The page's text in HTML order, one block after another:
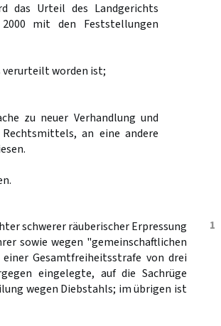
das Urteil des Landgerichts
mit den Feststellungen
verurteilt worden ist;
zu neuer Verhandlung und
an eine andere
1
schwerer räuberischer Erpressung
sowie wegen "gemeinschaftlichen
Gesamtfreiheitsstrafe von drei
eingelegte, auf die Sachrüge
wegen Diebstahls; im übrigen ist